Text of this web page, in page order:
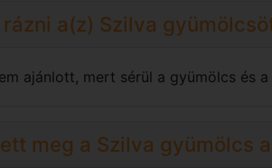
a(z) Szilva
ajánlott, mert sérül a gyümölcs és
meg a Szilva gyümölcs